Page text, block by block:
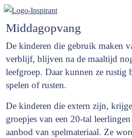
Middagopvang
De kinderen die gebruik maken
verblijf, blijven na de maaltijd
leefgroep. Daar kunnen ze rustig
spelen of rusten.
De kinderen die extern zijn,
groepjes van een 20-tal
aanbod van spelmateriaal. Ze